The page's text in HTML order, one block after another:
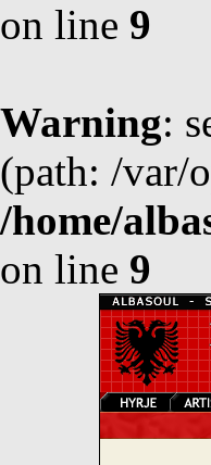
on line 9
Warning:
(path: /var/
/home/
on line 9